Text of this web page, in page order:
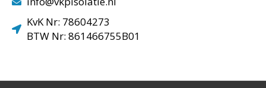
KvK Nr: 78604273
BTW Nr: 861466755B01